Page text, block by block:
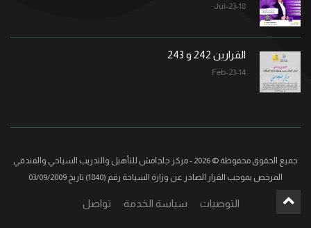
18-Jul-23
القرارين 242 و 243
14-Feb-23
جميع الحقوق محفوظة © 2026 - مركز جلجامش للتأهيل والتدريب السياحي والفندقي
المرخص بموجب القرار الصادر عن وزارة السياحة رقم (1840) تاريخ 03/09/2009
التوصيات سياسة الخدمة تواصل